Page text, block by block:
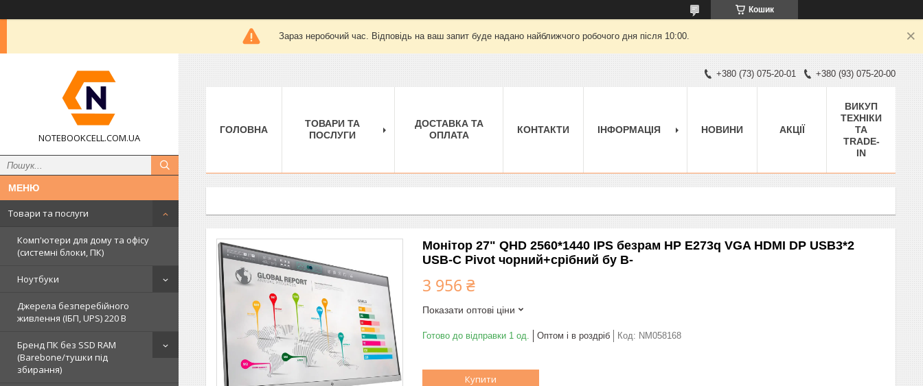
Кошик
Зараз неробочий час. Відповідь на ваш запит буде надано найближчого робочого дня після 10:00.
NOTEBOOKCELL.COM.UA
Товари та послуги
Комп'ютери для дому та офісу
(системні блоки, ПК)
Ноутбуки
Джерела безперебійного
живлення (ІБП, UPS) 220 В
Бренд ПК без SSD RAM
(Barebone/тушки під
збирання)
+380 (73) 075-20-01 +380 (93) 075-20-00
ГОЛОВНА
ТОВАРИ ТА
ПОСЛУГИ
ДОСТАВКА ТА
ОПЛАТА
КОНТАКТИ ІНФОРМАЦІЯ НОВИНИ АКЦІЇ
ВИКУП
ТЕХНІКИ
ТА
TRADE-
IN
Монітор 27" QHD 2560*1440 IPS безрам HP E273q VGA HDMI DP USB3*2
USB-C Pivot чорний+срібний бу B-
3 956 ₴
Показати оптові ціни
Готово до відправки 1 од. Оптом і в роздріб Код: NM058168
Купити